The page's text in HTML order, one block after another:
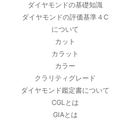
ダイヤモンドの基礎知識
ダイヤモンドの評価基準４C
について
カット
カラット
カラー
クラリティグレード
ダイヤモンド鑑定書について
CGLとは
GIAとは